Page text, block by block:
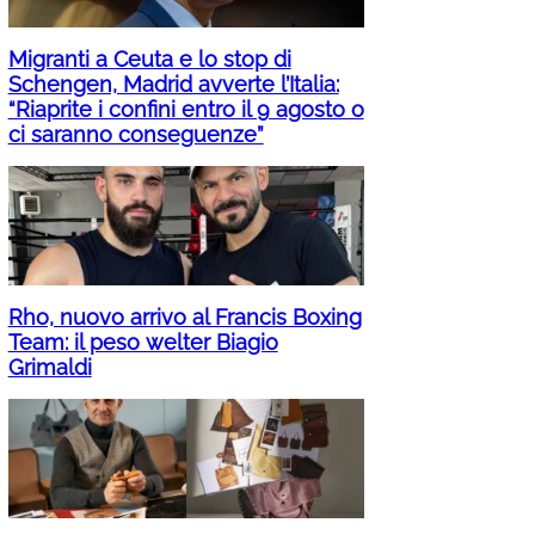
Migranti a Ceuta e lo stop di
Schengen, Madrid avverte l’Italia:
“Riaprite i confini entro il 9 agosto o
ci saranno conseguenze”
Rho, nuovo arrivo al Francis Boxing
Team: il peso welter Biagio
Grimaldi